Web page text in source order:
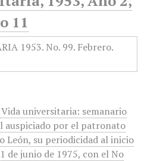
11
universitaria: semanario
por el patronato
León, su periodicidad al inicio
de junio de 1975, con el No